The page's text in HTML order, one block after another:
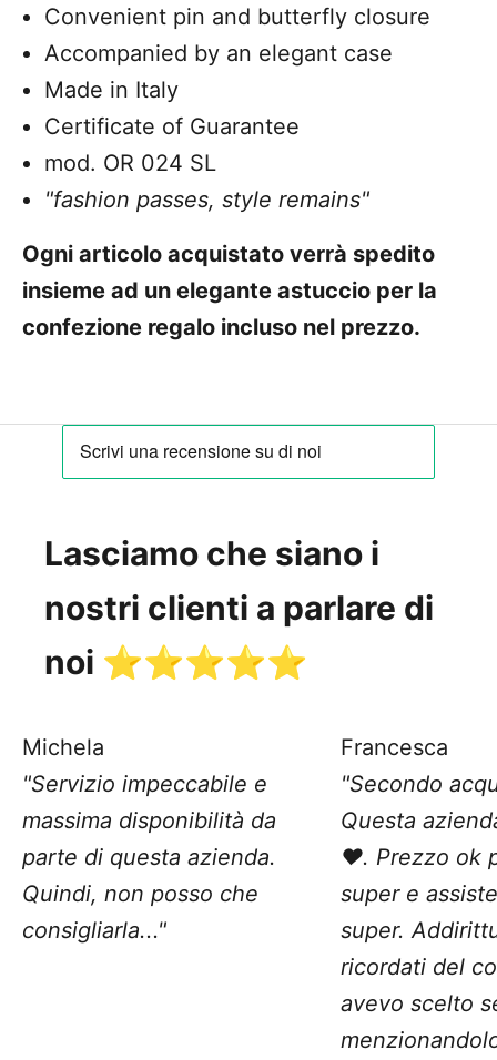
Convenient pin and butterfly closure
Accompanied by an elegant case
Made in Italy
Certificate of Guarantee
mod. OR 024 SL
"fashion passes, style remains"
Ogni articolo acquistato verrà spedito
insieme ad un elegante astuccio per la
confezione regalo incluso nel prezzo.
Lasciamo che siano i
nostri clienti a parlare di
noi ⭐️⭐️⭐️⭐️⭐️
Michela
"Servizio impeccabile e
massima disponibilità da
parte di questa azienda.
Quindi, non posso che
consigliarla..."
Francesca
"Secondo
Questa
❤️. Prezzo ok
super e
super.
ricordati del
avevo scelto